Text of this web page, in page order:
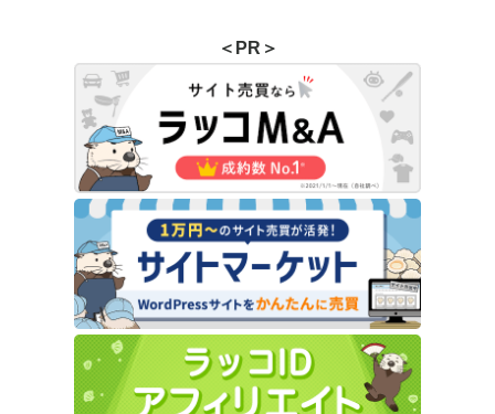
＜PR＞